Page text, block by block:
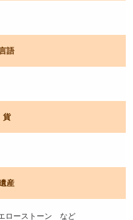
語
産
ローストーン など